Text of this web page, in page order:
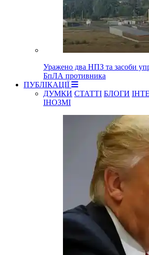
Уражено два НПЗ та засоби
БпЛА противника
ПУБЛІКАЦІЇ
ДУМКИ СТАТТІ БЛОГИ
ІНОЗМІ